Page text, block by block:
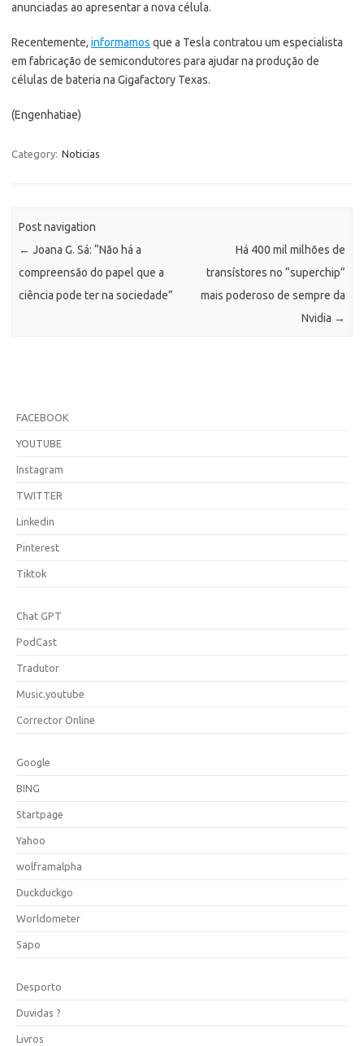
anunciadas ao apresentar a nova célula.
Recentemente, informamos que a Tesla contratou um especialista
em fabricação de semicondutores para ajudar na produção de
células de bateria na Gigafactory Texas.
(Engenhatiae)
Category: Noticias
Post navigation
← Joana G. Sá: “Não há a
compreensão do papel que a
ciência pode ter na sociedade”
Há 400 mil milhões de
transístores no “superchip”
mais poderoso de sempre da
Nvidia →
FACEBOOK
YOUTUBE
Instagram
TWITTER
Linkedin
Pinterest
Tiktok
Chat GPT
PodCast
Tradutor
Music.youtube
Corrector Online
Google
BING
Startpage
Yahoo
wolframalpha
Duckduckgo
Worldometer
Sapo
Desporto
Duvidas ?
Livros